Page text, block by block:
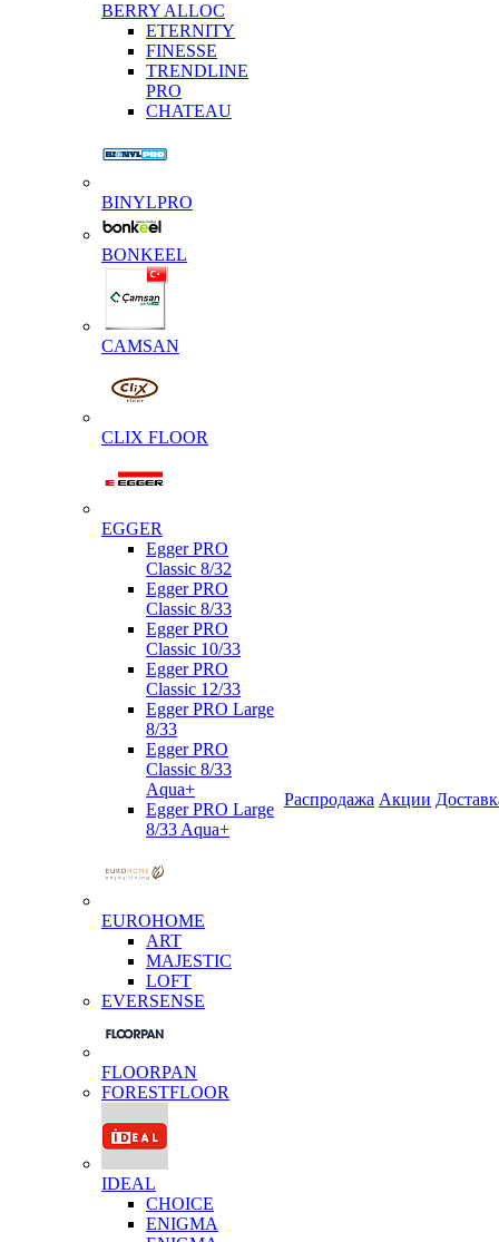
BERRY ALLOC
ETERNITY
FINESSE
TRENDLINE
PRO
CHATEAU
BINYLPRO
BONKEEL
CAMSAN
CLIX FLOOR
EGGER
Egger PRO
Classic 8/32
Egger PRO
Classic 8/33
Egger PRO
Classic 10/33
Egger PRO
Classic 12/33
Egger PRO Large
8/33
Egger PRO
Classic 8/33
Aqua+
Egger PRO Large
8/33 Aqua+
EUROHOME
ART
MAJESTIC
LOFT
EVERSENSE
FLOORPAN
FORESTFLOOR
IDEAL
CHOICE
ENIGMA
Распродажа Акции